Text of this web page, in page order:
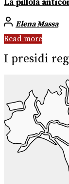
La pillola
Elena Massa
Read more
I presidi